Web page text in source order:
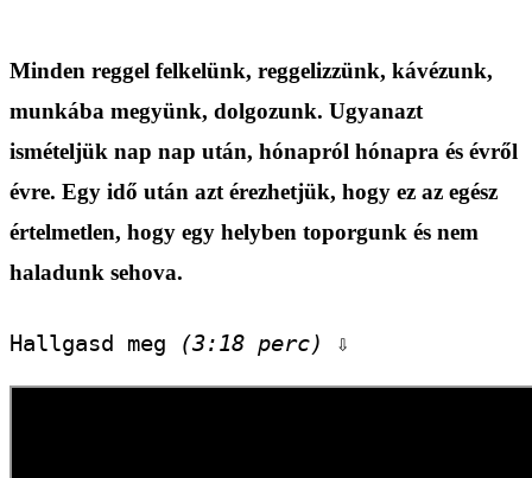
Minden reggel felkelünk, reggelizzünk, kávézunk,
munkába megyünk, dolgozunk. Ugyanazt
ismételjük nap nap után, hónapról hónapra és évről
évre. Egy idő után azt érezhetjük, hogy ez az egész
értelmetlen, hogy egy helyben toporgunk és nem
haladunk sehova.
Hallgasd meg (3:18 perc) ⇩